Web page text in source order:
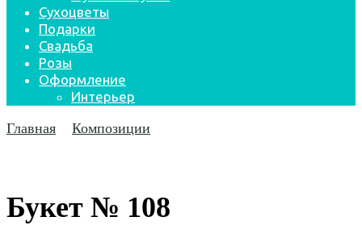
Сухоцветы
Подарки
Свадьба
Розы
Оформление
Интерьер
Главная Композиции
Букет № 108